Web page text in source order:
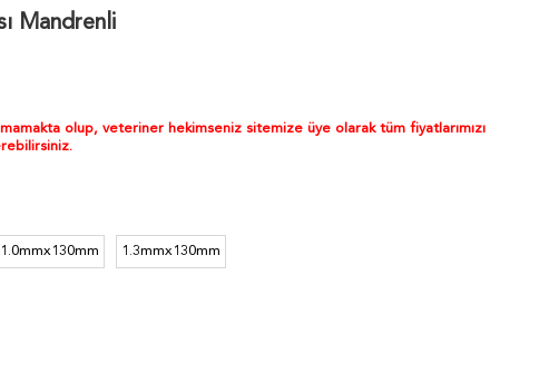
Mandrenli
olup, veteriner hekimseniz sitemize üye olarak tüm fiyatlarımızı
1.0mmx130mm 1.3mmx130mm